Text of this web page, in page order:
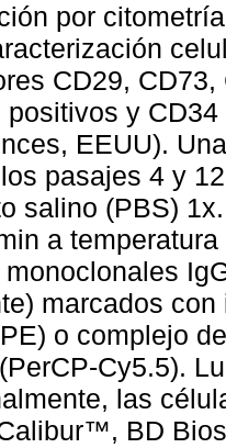
por
CD29,
positivos y
EEUU).
pasajes 4 y
salino (PBS)
a
marcados
o complejo
Cy5.5).
las
BD